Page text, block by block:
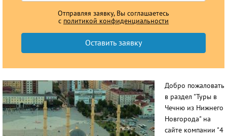
Отправляя заявку, Вы соглашаетесь
с политикой конфиденциальности
Добро пожаловать
в раздел "Туры в
Чечню из Нижнего
Новгорода" на
сайте компании "4